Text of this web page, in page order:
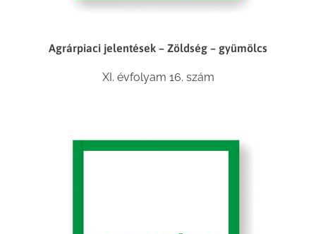
Agrárpiaci jelentések – Zöldség – gyümölcs
XI. évfolyam 16. szám